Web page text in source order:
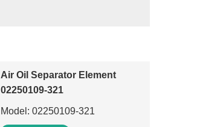
Air Oil Separator Element
02250109-321
Model: 02250109-321